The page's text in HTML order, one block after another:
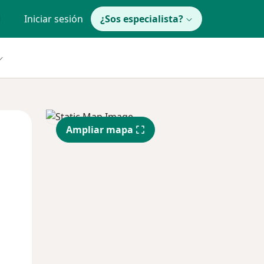
Iniciar sesión ¿Sos especialista?
Lun
10 Ago
Mar
11 Ago
Ampliar mapa